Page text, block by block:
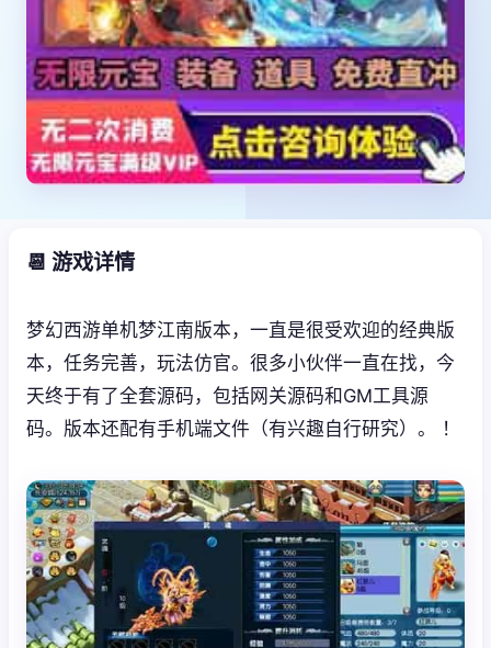
📆 游戏详情
梦幻西游单机梦江南版本，一直是很受欢迎的经典版
本，任务完善，玩法仿官。很多小伙伴一直在找，今
天终于有了全套源码，包括网关源码和GM工具源
码。版本还配有手机端文件（有兴趣自行研究）。 ！